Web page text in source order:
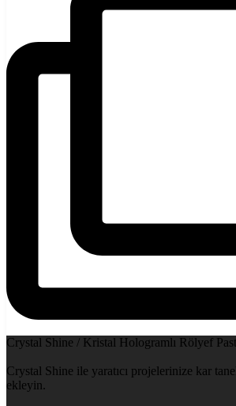
Crystal Shine / Kristal Hologramlı Rölyef
Crystal Shine ile yaratıcı projelerinize kar
ekleyin.